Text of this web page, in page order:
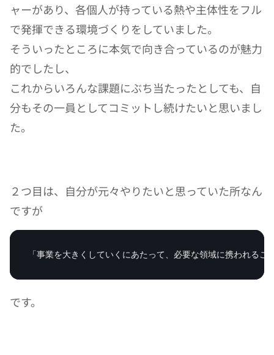
ャーがあり、各個人が持っている熱や主体性をフル
で発揮できる環境づくりをしていました。
そういったところに本気で向き合っているのが魅力
的でしたし、
これからいろんな課題にぶち当たったとしても、自
分もその一員としてコミットし続けたいと思いまし
た。
２つ目は、自分が元々やりたいと思っていた所なん
ですが
「事業を大きくしていくにあたって、必要な領域に携われるこ
です。